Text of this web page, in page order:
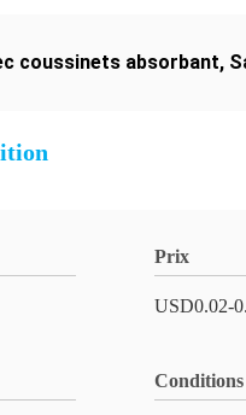
coussinets absorbant,
Prix
USD0.02-